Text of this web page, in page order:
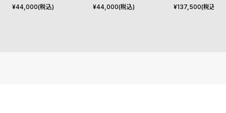
ピ
つ
¥44,000(税込)
ルナ
¥44,000(税込)
ーコード
¥137,500(税込)